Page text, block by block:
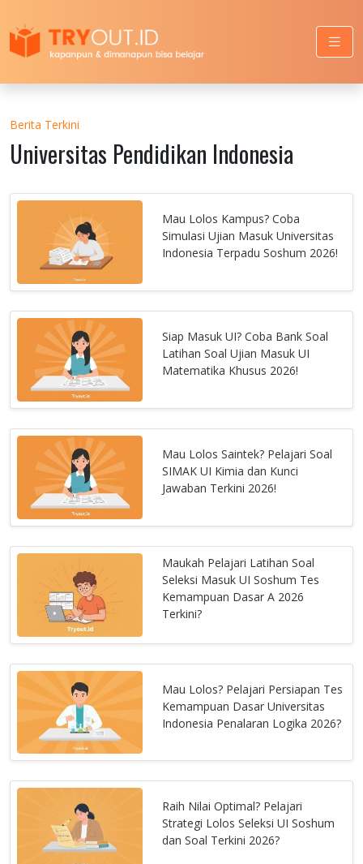
Berita Terkini
Universitas Pendidikan Indonesia
Mau Lolos Kampus? Coba
Simulasi Ujian Masuk Universitas
Indonesia Terpadu Soshum 2026!
Siap Masuk UI? Coba Bank Soal
Latihan Soal Ujian Masuk UI
Matematika Khusus 2026!
Mau Lolos Saintek? Pelajari Soal
SIMAK UI Kimia dan Kunci
Jawaban Terkini 2026!
Maukah Pelajari Latihan Soal
Seleksi Masuk UI Soshum Tes
Kemampuan Dasar A 2026
Terkini?
Mau Lolos? Pelajari Persiapan Tes
Kemampuan Dasar Universitas
Indonesia Penalaran Logika 2026?
Raih Nilai Optimal? Pelajari
Strategi Lolos Seleksi UI Soshum
dan Soal Terkini 2026?